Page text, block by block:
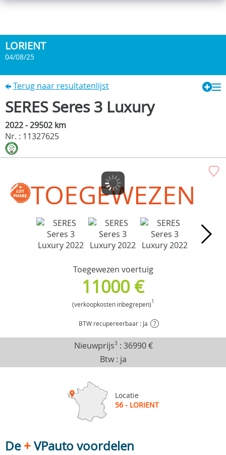
LORIENT
04/08/25
Terug naar resultatenlijst
SERES Seres 3 Luxury
2022 - 29502 km
Nr. : 11327625
TOEGEWEZEN
Toegewezen voertuig
11000 €
(verkoopkosten inbegrepen)1
BTW recupereerbaar : Ja ?
Nieuwprijs3 :36990 €
Btw : ja
Locatie
56 - LORIENT
De+VPauto voordelen